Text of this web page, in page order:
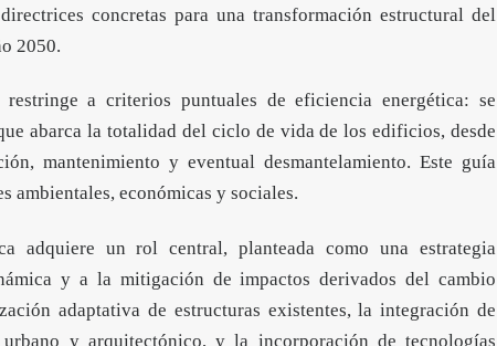
concretas para una transformación estructural del
2050.
restringe a criterios puntuales de eficiencia energética: se
abarca la totalidad del ciclo de vida de los edificios, desde
mantenimiento y eventual desmantelamiento. Este guía
ambientales, económicas y sociales.
adquiere un rol central, planteada como una estrategia
y a la mitigación de impactos derivados del cambio
adaptativa de estructuras existentes, la integración de
y arquitectónico, y la incorporación de tecnologías